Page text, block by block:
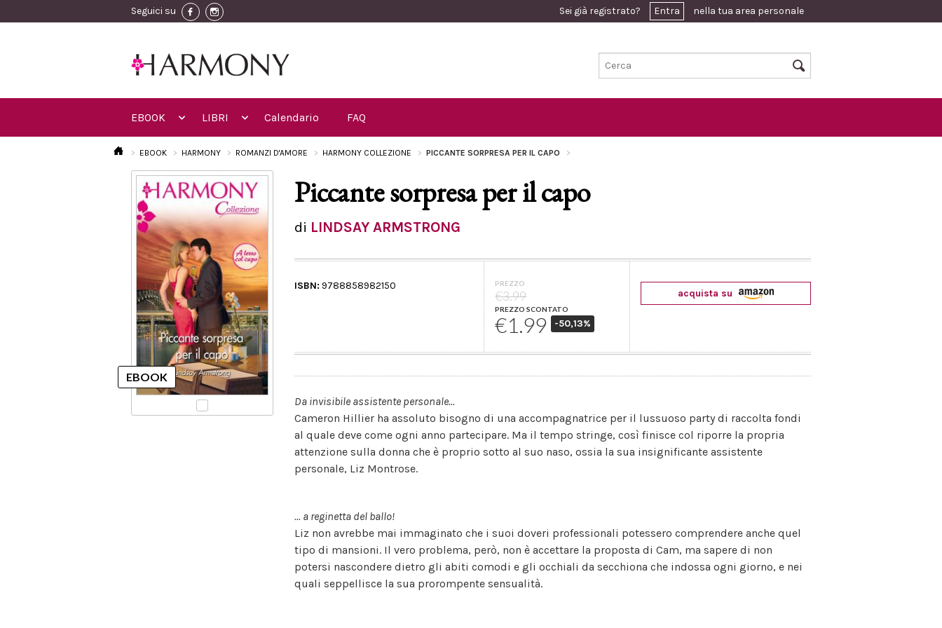
Seguici su Sei già registrato? Entra nella tua area personale
EBOOK LIBRI Calendario FAQ
EBOOK HARMONY ROMANZI D'AMORE HARMONY COLLEZIONE PICCANTE SORPRESA PER IL CAPO
Piccante sorpresa per il capo
di LINDSAY ARMSTRONG
ISBN: 9788858982150 PREZZO
€3.99
PREZZO SCONTATO
€1.99 -50,13%
acquista su
Da invisibile assistente personale...
Cameron Hillier ha assoluto bisogno di una accompagnatrice per il lussuoso party di raccolta fondi
al quale deve come ogni anno partecipare. Ma il tempo stringe, così finisce col riporre la propria
attenzione sulla donna che è proprio sotto al suo naso, ossia la sua insignificante assistente
personale, Liz Montrose.
... a reginetta del ballo!
Liz non avrebbe mai immaginato che i suoi doveri professionali potessero comprendere anche quel
tipo di mansioni. Il vero problema, però, non è accettare la proposta di Cam, ma sapere di non
potersi nascondere dietro gli abiti comodi e gli occhiali da secchiona che indossa ogni giorno, e nei
quali seppellisce la sua prorompente sensualità.